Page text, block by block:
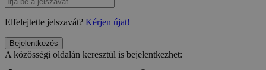
Elfelejtette jelszavát? Kérjen újat!
Bejelentkezés
A közösségi oldalán keresztül is bejelentkezhet: